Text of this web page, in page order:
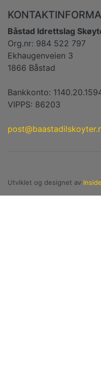
Båstad Idrettslag
Org.nr: 984 522 797
Ekhaugenveien 3
1866 Båstad
Bankkonto:
VIPPS: 86203
Utviklet og designet av